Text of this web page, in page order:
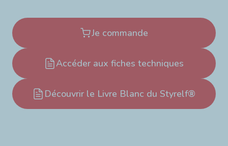
Je commande
Accéder aux fiches techniques
Découvrir le Livre Blanc du Styrelf®